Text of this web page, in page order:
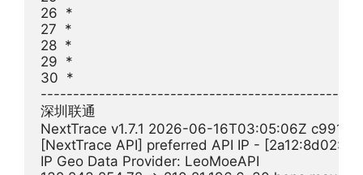
26  *
27  *
28  *
29  *
30  *
深圳联通
NextTrace v1.7.1 2026-06-16T03:05:06Z
[NextTrace API] preferred API IP -
IP Geo Data Provider: LeoMoeAPI